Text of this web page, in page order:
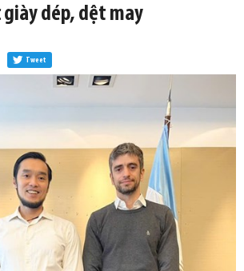
dép, dệt may
Tweet